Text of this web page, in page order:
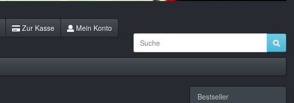
Zur Kasse Mein Konto
Bestseller